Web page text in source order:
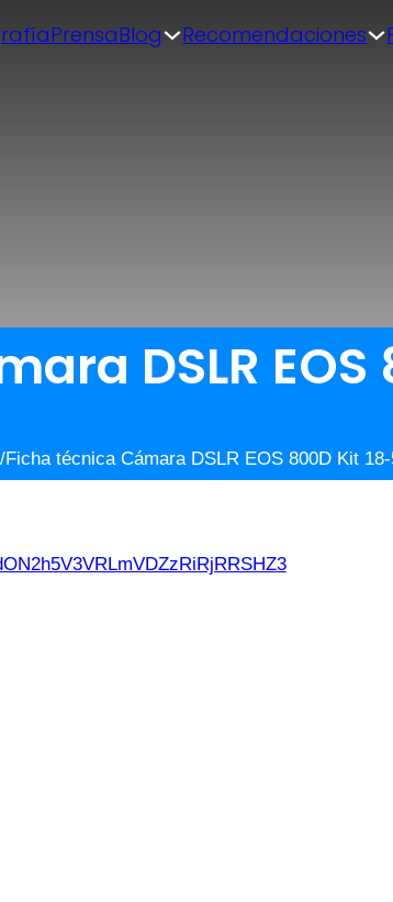
PrensaBlog Recomendaciones
DSLR
/Ficha técnica Cámara DSLR EOS 800D Kit